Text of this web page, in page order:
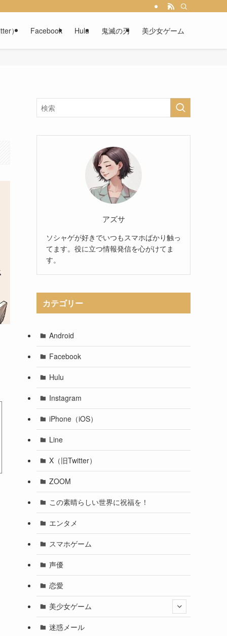
） Facebook Hulu 鬼滅の刃 美少女ゲーム
アズサ
ソシャゲが好きでいつもスマホばかり触っ
てます。役に立つ情報発信を心がけてま
す。
カテゴリー
Android
Facebook
Hulu
Instagram
iPhone（iOS）
Line
X（旧Twitter）
ZOOM
この素晴らしい世界に祝福を！
エンタメ
スマホゲーム
声優
恋愛
美少女ゲーム
迷惑メール